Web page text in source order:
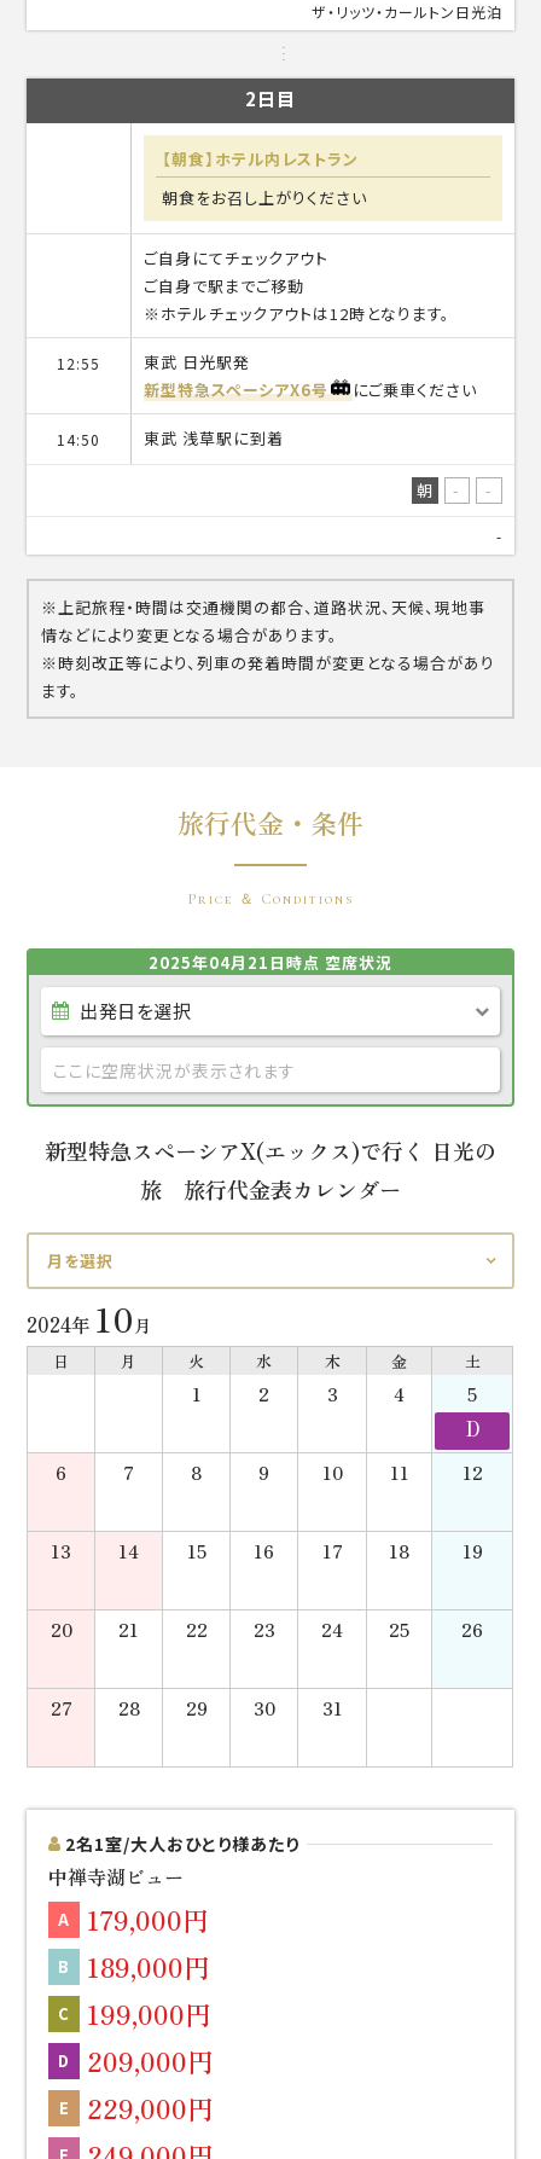
ザ・リッツ・カールトン日光泊
2日目
【朝食】ホテル内レストラン
朝食をお召し上がりください
ご自身にてチェックアウト
ご自身で駅までご移動
※ホテルチェックアウトは12時となります。
12:55
東武 日光駅発
新型特急スペーシアX6号
にご乗車ください
14:50 東武 浅草駅に到着
朝 - -
-
※上記旅程・時間は交通機関の都合、道路状況、天候、現地事
情などにより変更となる場合があります。
※時刻改正等により、列車の発着時間が変更となる場合があり
ます。
旅行代金・条件
Price ＆ Conditions
2025年04月21日時点 空席状況
ここに空席状況が表示されます
新型特急スペーシアX(エックス)で行く 日光の
旅 旅行代金表カレンダー
月を選択
2024年 10 月
日 月 火 水 木 金 土
1 2 3 4 5
D
6 7 8 9 10 11 12
13 14 15 16 17 18 19
20 21 22 23 24 25 26
27 28 29 30 31
2名1室/大人おひとり様あたり
中禅寺湖ビュー
A 179,000円
B 189,000円
C 199,000円
D 209,000円
E 229,000円
F